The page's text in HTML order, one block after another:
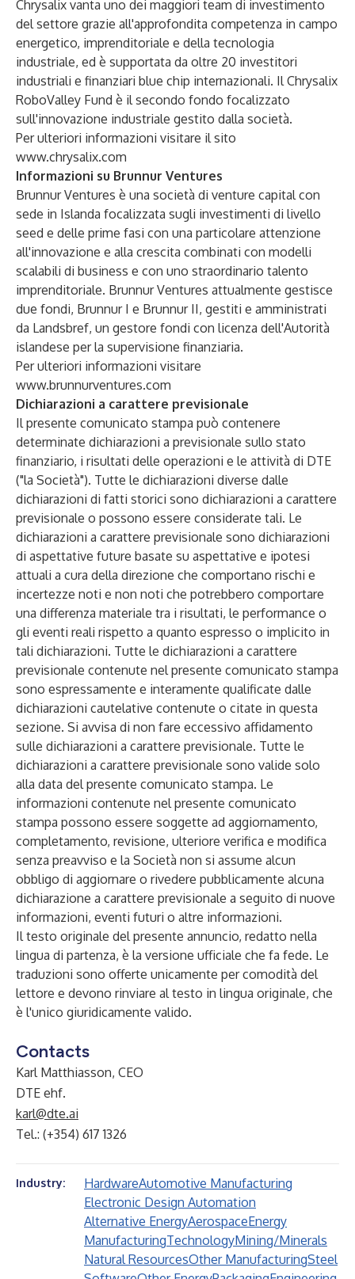
Chrysalix vanta uno dei maggiori team di investimento
del settore grazie all'approfondita competenza in campo
energetico, imprenditoriale e della tecnologia
industriale, ed è supportata da oltre 20 investitori
industriali e finanziari blue chip internazionali. Il Chrysalix
RoboValley Fund è il secondo fondo focalizzato
sull'innovazione industriale gestito dalla società.
Per ulteriori informazioni visitare il sito
www.chrysalix.com
Informazioni su Brunnur Ventures
Brunnur Ventures è una società di venture capital con
sede in Islanda focalizzata sugli investimenti di livello
seed e delle prime fasi con una particolare attenzione
all'innovazione e alla crescita combinati con modelli
scalabili di business e con uno straordinario talento
imprenditoriale. Brunnur Ventures attualmente gestisce
due fondi, Brunnur I e Brunnur II, gestiti e amministrati
da Landsbref, un gestore fondi con licenza dell'Autorità
islandese per la supervisione finanziaria.
Per ulteriori informazioni visitare
www.brunnurventures.com
Dichiarazioni a carattere previsionale
Il presente comunicato stampa può contenere
determinate dichiarazioni a previsionale sullo stato
finanziario, i risultati delle operazioni e le attività di DTE
("la Società"). Tutte le dichiarazioni diverse dalle
dichiarazioni di fatti storici sono dichiarazioni a carattere
previsionale o possono essere considerate tali. Le
dichiarazioni a carattere previsionale sono dichiarazioni
di aspettative future basate su aspettative e ipotesi
attuali a cura della direzione che comportano rischi e
incertezze noti e non noti che potrebbero comportare
una differenza materiale tra i risultati, le performance o
gli eventi reali rispetto a quanto espresso o implicito in
tali dichiarazioni. Tutte le dichiarazioni a carattere
previsionale contenute nel presente comunicato stampa
sono espressamente e interamente qualificate dalle
dichiarazioni cautelative contenute o citate in questa
sezione. Si avvisa di non fare eccessivo affidamento
sulle dichiarazioni a carattere previsionale. Tutte le
dichiarazioni a carattere previsionale sono valide solo
alla data del presente comunicato stampa. Le
informazioni contenute nel presente comunicato
stampa possono essere soggette ad aggiornamento,
completamento, revisione, ulteriore verifica e modifica
senza preavviso e la Società non si assume alcun
obbligo di aggiornare o rivedere pubblicamente alcuna
dichiarazione a carattere previsionale a seguito di nuove
informazioni, eventi futuri o altre informazioni.
Il testo originale del presente annuncio, redatto nella
lingua di partenza, è la versione ufficiale che fa fede. Le
traduzioni sono offerte unicamente per comodità del
lettore e devono rinviare al testo in lingua originale, che
è l'unico giuridicamente valido.
Contacts
Karl Matthiasson, CEO
DTE ehf.
karl@dte.ai
Tel.: (+354) 617 1326
Industry: HardwareAutomotive Manufacturing
Electronic Design Automation
Alternative EnergyAerospaceEnergy
ManufacturingTechnologyMining/Minerals
Natural ResourcesOther ManufacturingSteel